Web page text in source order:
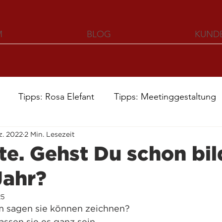
BLOG
Tipps: Rosa Elefant Tipps: Meetinggestaltung
Gehst Du schon
2022 2 Min. Lesezeit
sagen sie können zeichnen?